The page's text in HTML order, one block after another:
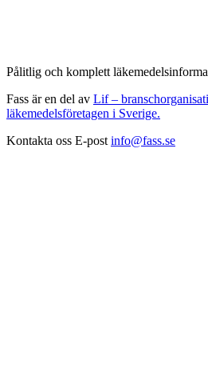
Pålitlig och komplett
Fass är en del av Lif –
läkemedelsföretagen i Sverige.
Kontakta oss E-post info@fass.se